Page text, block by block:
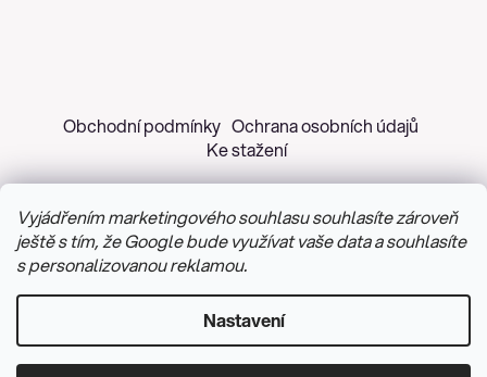
Vyjádřením marketingového souhlasu souhlasíte zároveň
ještě s tím, že Google bude využívat vaše data a souhlasíte
s personalizovanou reklamou.
Nastavení
Obchodní podmínky Ochrana osobních údajů
Ke stažení
Vytvořil Shoptet&PekneWeby
Upravit nastavení cookies